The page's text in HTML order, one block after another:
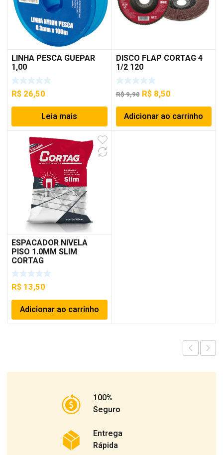
LINHA PESCA GUEPAR
1,00
R$ 26,50
Leia mais
DISCO FLAP CORTAG 4
1/2 120
R$9,90 O
preço
original
era:
R$8,50O
preço
atual
é:
Adicionar ao carrinho
ESPACADOR NIVELA
PISO 1.0MM SLIM
CORTAG
R$ 13,50
Adicionar ao carrinho
100%
Seguro
Entrega
Rápida